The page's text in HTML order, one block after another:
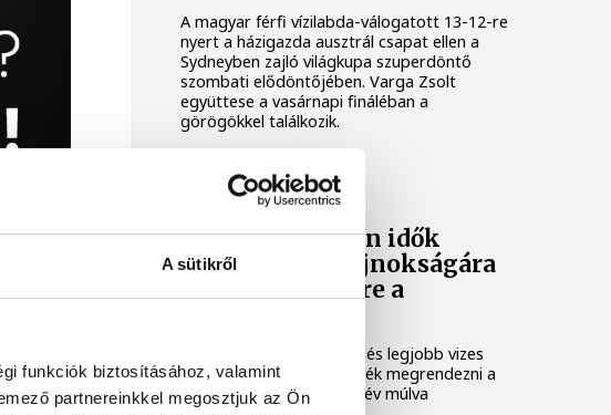
A sütikről
funkciók biztosításához, valamint
partnereinkkel megosztjuk az Ön
A magyar férfi vízilabda-válogatott 13-12-re
nyert a házigazda ausztrál csapat ellen a
Sydneyben zajló világkupa szuperdöntő
szombati elődöntőjében. Varga Zsolt
együttese a vasárnapi fináléban a
görögökkel találkozik.
ORSZÁG-VILÁG
Vizes vb: minden idők
legjobb világbajnokságára
készülnek jövőre a
Minden idők legnagyobb és legjobb vizes
világbajnokságát szeretnék megrendezni a
szervezők pontosan egy év múlva